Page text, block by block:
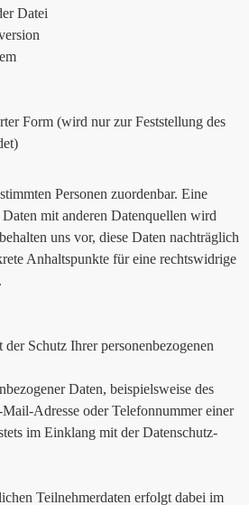
Datei
Form (wird nur zur Feststellung des
Personen zuordenbar. Eine
mit anderen Datenquellen wird
uns vor, diese Daten nachträglich
Anhaltspunkte für eine rechtswidrige
Schutz Ihrer personenbezogenen
Daten, beispielsweise des
Adresse oder Telefonnummer einer
im Einklang mit der Datenschutz-
Teilnehmerdaten erfolgt dabei im